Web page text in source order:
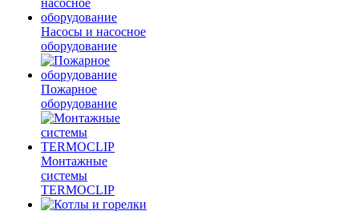
Насосы и насосное
оборудование
Пожарное
оборудование
Монтажные
системы
TERMOCLIP